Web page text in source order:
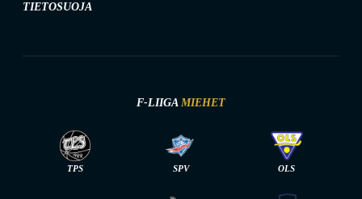
TIETOSUOJA
F-LIIGA MIEHET
TPS SPV OLS